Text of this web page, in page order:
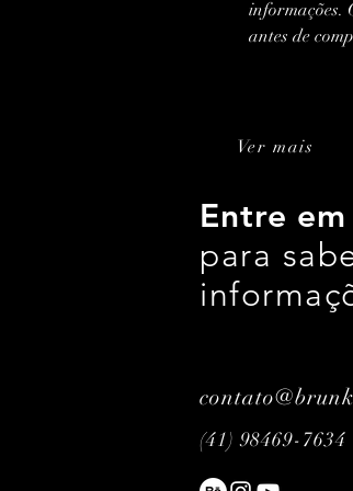
informações.
antes de
Ver mais
Entre
para
(41) 98469-7634